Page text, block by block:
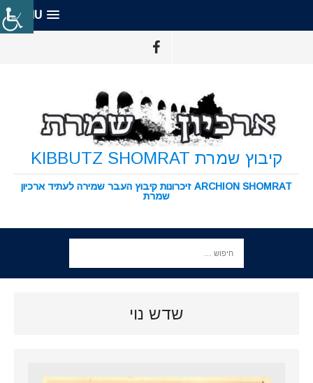
MENU
קיבוץ שמרת KIBBUTZ SHOMRAT
ARCHION SHOMRAT זיכרונות קיבוץ העבר שמירה לעתיד ארכיון
שמרת
שדש נוי